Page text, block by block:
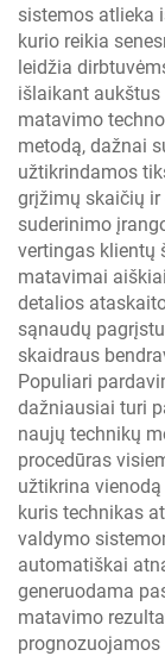
sistemos atlieka
kurio reikia
leidžia
išlaikant
matavimo
metodą, dažnai
užtikrindamos
grįžimų skaičių
suderinimo
vertingas klientų
matavimai
detalios
sąnaudų
skaidraus
Populiari
dažniausiai turi
naujų technikų
procedūras
užtikrina
kuris technikas
valdymo
automatiškai
generuodama
matavimo